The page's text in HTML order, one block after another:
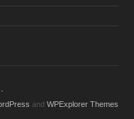
and WPExplorer Themes